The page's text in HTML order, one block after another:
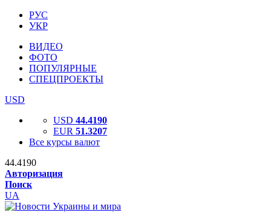
РУС
УКР
ВИДЕО
ФОТО
ПОПУЛЯРНЫЕ
СПЕЦПРОЕКТЫ
USD
USD 44.4190
EUR 51.3207
Все курсы валют
44.4190
Авторизация
Поиск
UA